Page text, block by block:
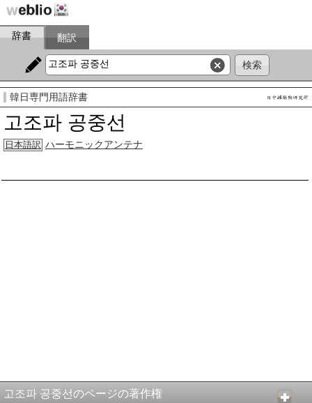
辞書 翻訳
韓日専門用語辞書
고조파 공중선
日本語訳 ハーモニックアンテナ
고조파 공중선のページの著作権